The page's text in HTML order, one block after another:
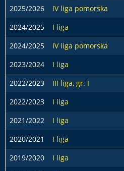
2025/2026
IV liga pomorska
2024/2025
I liga
2024/2025
IV liga pomorska
2023/2024 I liga
2022/2023
III liga, gr. I
2022/2023
I liga
2021/2022
I liga
2020/2021
I liga
2019/2020
I liga